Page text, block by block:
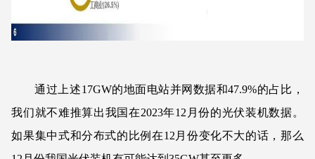
通过上述17GW的地面电站并网数据和47.9%的占比，
我们就不难推算出我国在2023年12月份的光伏装机数据。
如果集中式和分布式的比例在12月份变化不大的话，那么